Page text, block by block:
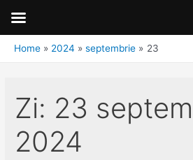
Home 2024 septembrie 23
Zi: 23
2024